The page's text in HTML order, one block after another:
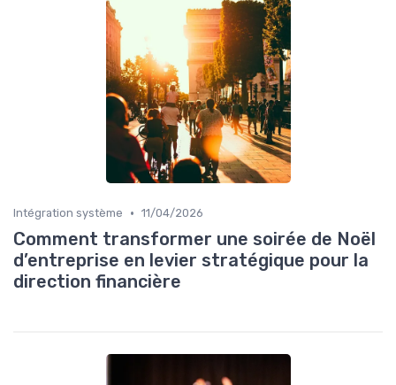
Intégration système • 11/04/2026
Comment transformer une soirée de Noël
d’entreprise en levier stratégique pour la
direction financière